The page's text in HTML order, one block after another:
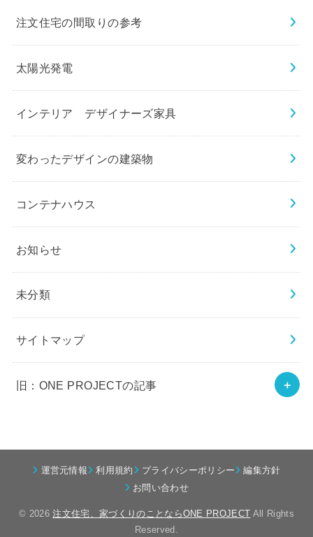
注文住宅の間取りの参考
太陽光発電
インテリア デザイナーズ家具
変わったデザインの建築物
コンテナハウス
お知らせ
未分類
サイトマップ
旧：ONE PROJECTの記事
運営元情報 利用規約 プライバシーポリシー
編集方針
お問い合わせ
© 2026注文住宅、家づくりのことならONE PROJECT All Rights
Reserved.